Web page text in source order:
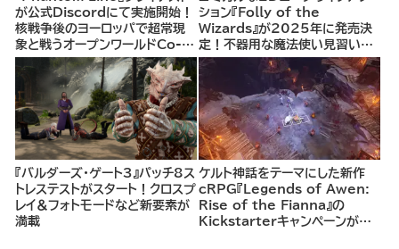
が公式Discordにて実施開始！
核戦争後のヨーロッパで超常現
象と戦うオープンワールドCo-
opシューター
ション『Folly of the
Wizards』が2025年に発売決
定！不器用な魔法使い見習いと
して、ランダム生成ダンジョンを
探索し、世界を救う冒険へ。
『バルダーズ・ゲート3』パッチ8ス
トレステストがスタート！クロスプ
レイ＆フォトモードなど新要素が
満載
ケルト神話をテーマにした新作
cRPG『Legends of Awen:
Rise of the Fianna』の
Kickstarterキャンペーンがま